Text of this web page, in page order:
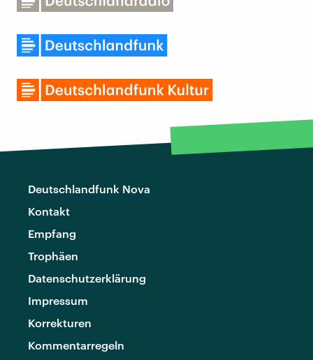
Deutschlandfunk Nova
Kontakt
Empfang
Trophäen
Datenschutzerklärung
Impressum
Korrekturen
Kommentarregeln